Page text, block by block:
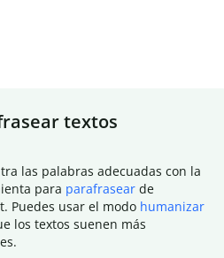
textos
las palabras adecuadas con la
para parafrasear de
Puedes usar el modo humanizar
los textos suenen más